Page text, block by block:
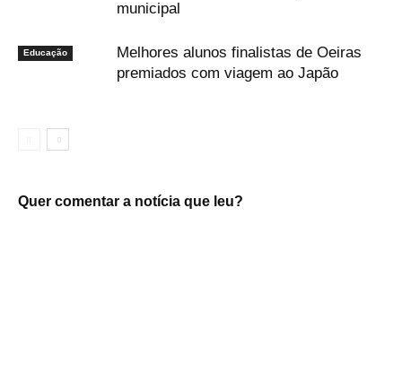
municipal
Educação
Melhores alunos finalistas de Oeiras
premiados com viagem ao Japão
Quer comentar a notícia que leu?